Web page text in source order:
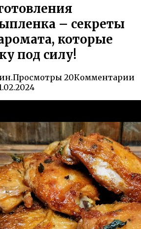
– секреты
которые
под силу!
Просмотры 20Комментарии